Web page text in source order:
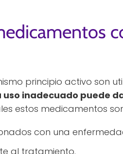
principio activo son
uso inadecuado puede
estos medicamentos
con una
al tratamiento.